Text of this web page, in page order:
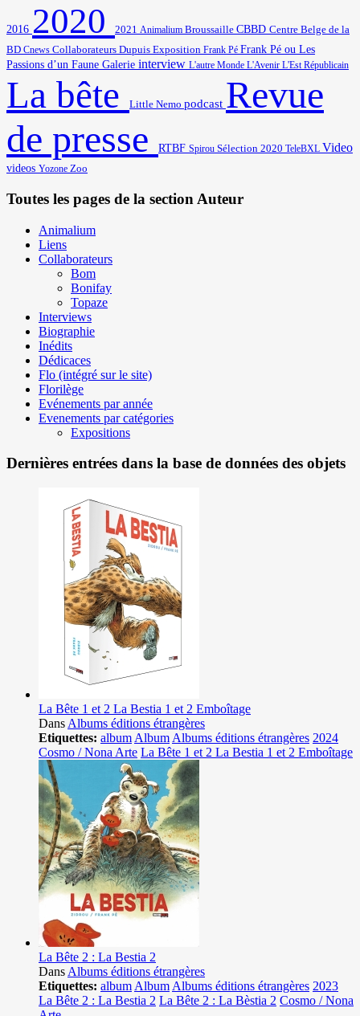
2016 2020 2021 Animalium Broussaille CBBD Centre Belge de la
BD Cnews Collaborateurs Dupuis Exposition Frank Pé Frank Pé ou Les
Passions d’un Faune Galerie interview L'autre Monde L'Avenir L'Est Républicain
La bête Little Nemo podcast Revue
de presse
RTBF Spirou Sélection 2020 TeleBXL Video
videos Yozone Zoo
Toutes les pages de la section Auteur
Animalium
Liens
Collaborateurs
Bom
Bonifay
Topaze
Interviews
Biographie
Inédits
Dédicaces
Flo (intégré sur le site)
Florilège
Evénements par année
Evenements par catégories
Expositions
Dernières entrées dans la base de données des objets
La Bête 1 et 2 La Bestia 1 et 2 Emboîtage
Dans Albums éditions étrangères
Etiquettes: album Album Albums éditions étrangères 2024
Cosmo / Nona Arte La Bête 1 et 2 La Bestia 1 et 2 Emboîtage
La Bête 2 : La Bestia 2
Dans Albums éditions étrangères
Etiquettes: album Album Albums éditions étrangères 2023
La Bête 2 : La Bestia 2 La Bête 2 : La Bèstia 2 Cosmo / Nona